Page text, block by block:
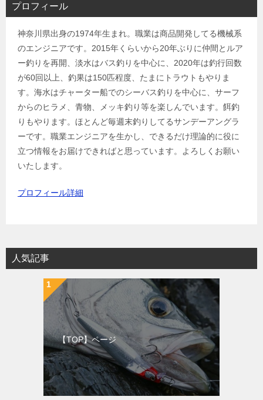
プロフィール
神奈川県出身の1974年生まれ。職業は商品開発してる機械系
のエンジニアです。2015年くらいから20年ぶりに仲間とルア
ー釣りを再開、淡水はバス釣りを中心に、2020年は釣行回数
が60回以上、釣果は150匹程度、たまにトラウトもやりま
す。海水はチャーター船でのシーバス釣りを中心に、サーフ
からのヒラメ、青物、メッキ釣り等を楽しんでいます。餌釣
りもやります。ほとんど毎週末釣りしてるサンデーアングラ
ーです。職業エンジニアを生かし、できるだけ理論的に役に
立つ情報をお届けできればと思っています。よろしくお願い
いたします。
プロフィール詳細
人気記事
【TOP】ページ